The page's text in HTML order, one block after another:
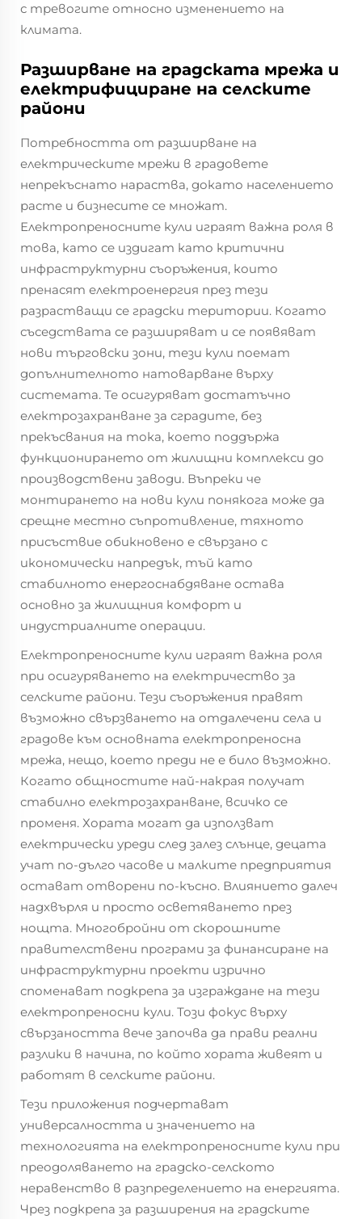
с тревогите относно изменението на
климата.
Разширване на градската мрежа и
електрифициране на селските
райони
Потребността от разширване на
електрическите мрежи в градовете
непрекъснато нараства, докато населението
расте и бизнесите се множат.
Електропреносните кули играят важна роля в
това, като се издигат като критични
инфраструктурни съоръжения, които
пренасят електроенергия през тези
разрастващи се градски територии. Когато
съседствата се разширяват и се появяват
нови търговски зони, тези кули поемат
допълнителното натоварване върху
системата. Те осигуряват достатъчно
електрозахранване за сградите, без
прекъсвания на тока, което поддържа
функционирането от жилищни комплекси до
производствени заводи. Въпреки че
монтирането на нови кули понякога може да
срещне местно съпротивление, тяхното
присъствие обикновено е свързано с
икономически напредък, тъй като
стабилното енергоснабдяване остава
основно за жилищния комфорт и
индустриалните операции.
Електропреносните кули играят важна роля
при осигуряването на електричество за
селските райони. Тези съоръжения правят
възможно свързването на отдалечени села и
градове към основната електропреносна
мрежа, нещо, което преди не е било възможно.
Когато общностите най-накрая получат
стабилно електрозахранване, всичко се
променя. Хората могат да използват
електрически уреди след залез слънце, децата
учат по-дълго часове и малките предприятия
остават отворени по-късно. Влиянието далеч
надхвърля и просто осветяването през
нощта. Многобройни от скорошните
правителствени програми за финансиране на
инфраструктурни проекти изрично
споменават подкрепа за изграждане на тези
електропреносни кули. Този фокус върху
свързаността вече започва да прави реални
разлики в начина, по който хората живеят и
работят в селските райони.
Тези приложения подчертават
универсалността и значението на
технологията на електропреносните кули при
преодоляването на градско-селското
неравенство в разпределението на енергията.
Чрез подкрепа за разширения на градските